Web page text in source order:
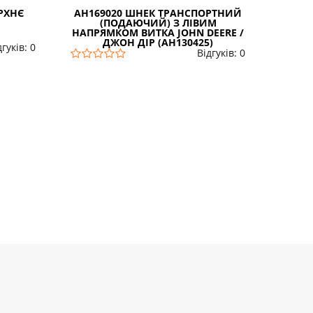
0
AH169020 ШНЕК ТРАНСПОРТНИЙ
(ПОДАЮЧИЙ) З ЛІВИМ
НАПРЯМКОМ ВИТКА JOHN DEERE /
ДЖОН ДІР (AH130425)
Відгуків: 0